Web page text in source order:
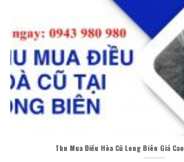
Thu Mua Điều Hòa Cũ Long Biên Giá Cao